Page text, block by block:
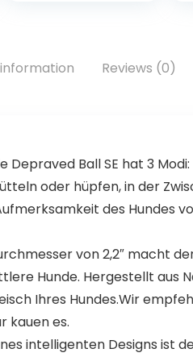
Seat for
Reviews (0)
Depraved Ball SE hat 3
oder hüpfen, in der
des Hundes
von 2,2″ macht
Hunde. Hergestellt aus
Ihres Hundes.Wir
kauen es.
intelligenten Designs ist